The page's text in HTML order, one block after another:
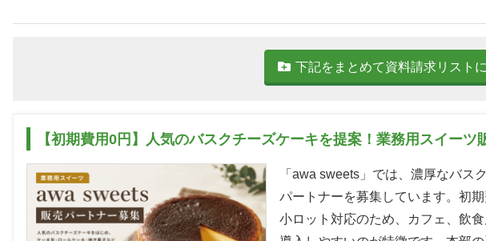
下記をまとめて資料請求リスト
【初期費用0円】人気のバスクチーズケーキを提案！業務用スイーツ
「awa sweets」では、濃厚なバス
パートナーを募集しています。初
小ロット対応のため、カフェ、飲